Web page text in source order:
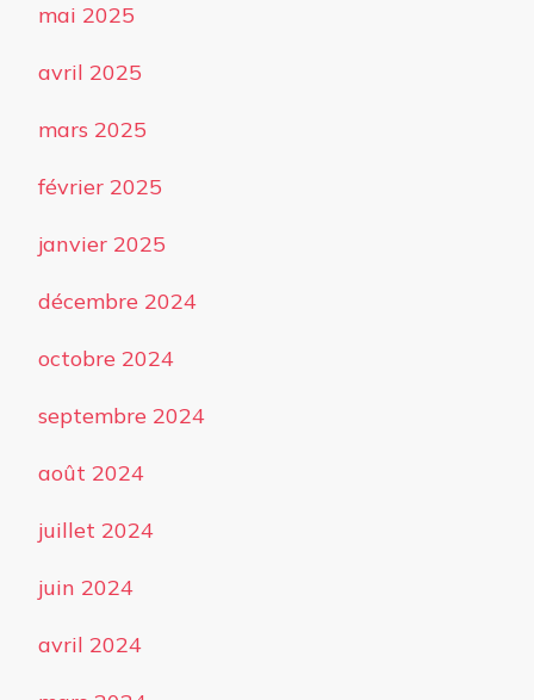
mai 2025
avril 2025
mars 2025
février 2025
janvier 2025
décembre 2024
octobre 2024
septembre 2024
août 2024
juillet 2024
juin 2024
avril 2024